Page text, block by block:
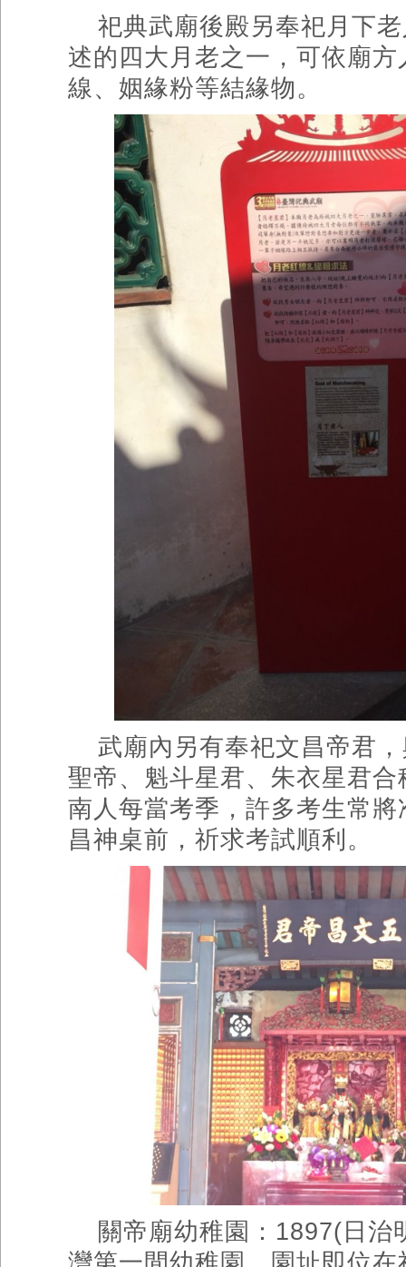
祀典武廟後殿另奉祀月下
述的四大月老之一，可依廟
線、姻緣粉等結緣物。
武廟內另有奉祀文昌帝君
聖帝、魁斗星君、朱衣星君
南人每當考季，許多考生常
昌神桌前，祈求考試順利。
關帝廟幼稚園： 1897( 日治